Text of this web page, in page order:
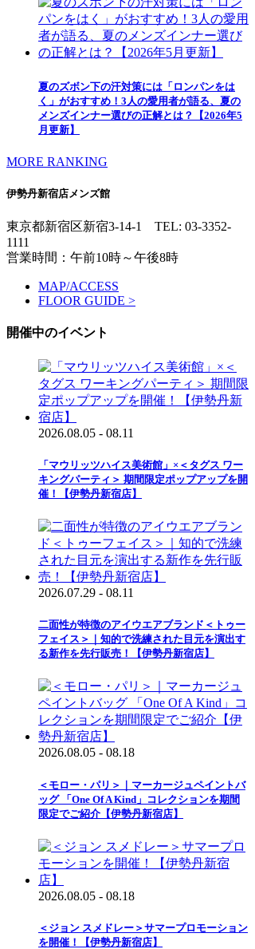
夏のズボン下の汗対策には「ロンパンをは
く」がおすすめ！3人の愛用者が語る、夏の
メンズインナー選びの正解とは？【2026年5
月更新】
MORE RANKING
伊勢丹新宿店メンズ館
東京都新宿区新宿3-14-1 TEL: 03-3352-
1111
営業時間：午前10時～午後8時
MAP/ACCESS
FLOOR GUIDE >
開催中のイベント
2026.08.05 - 08.11
「マウリッツハイス美術館」×＜タグス ワー
キングパーティ＞ 期間限定ポップアップを開
催！【伊勢丹新宿店】
2026.07.29 - 08.11
二面性が特徴のアイウエアブランド＜トゥー
フェイス＞｜知的で洗練された目元を演出す
る新作を先行販売！【伊勢丹新宿店】
2026.08.05 - 08.18
＜モロー・パリ＞｜マーカージュペイントバ
ッグ 「One Of A Kind」コレクションを期間
限定でご紹介【伊勢丹新宿店】
2026.08.05 - 08.18
＜ジョン スメドレー＞サマープロモーション
を開催！【伊勢丹新宿店】